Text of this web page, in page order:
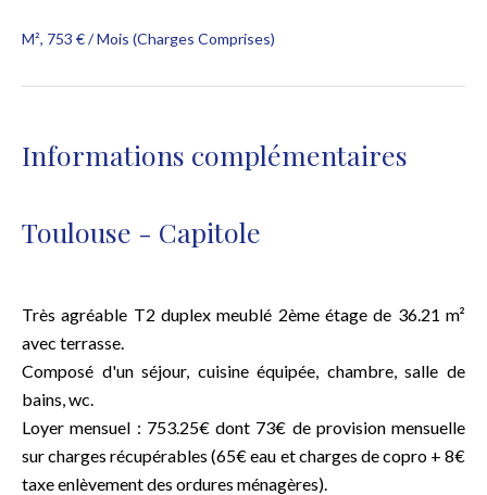
M², 753 € / Mois (Charges Comprises)
Informations complémentaires
Toulouse - Capitole
Très agréable T2 duplex meublé 2ème étage de 36.21 m²
avec terrasse.
Composé d'un séjour, cuisine équipée, chambre, salle de
bains, wc.
Loyer mensuel : 753.25€ dont 73€ de provision mensuelle
sur charges récupérables (65€ eau et charges de copro + 8€
taxe enlèvement des ordures ménagères).